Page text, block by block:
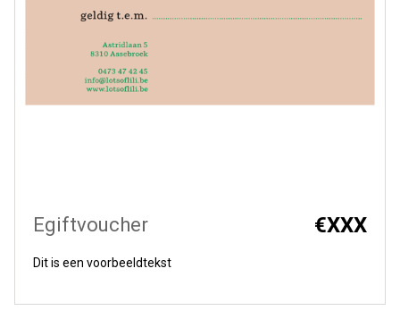
STATIONERY
FOOD
Egiftvoucher €XXX
Dit is een voorbeeldtekst